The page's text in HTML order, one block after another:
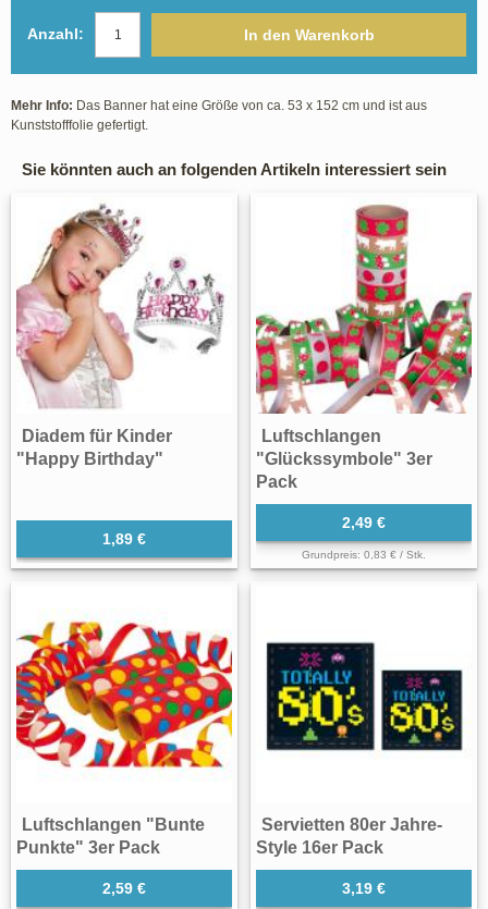
Anzahl: In den Warenkorb
Mehr Info: Das Banner hat eine Größe von ca. 53 x 152 cm und ist aus
Kunststofffolie gefertigt.
Sie könnten auch an folgenden Artikeln interessiert sein
Diadem für Kinder
"Happy Birthday"
1,89 €
Luftschlangen
"Glückssymbole" 3er
Pack
2,49 €
Grundpreis: 0,83 € / Stk.
Luftschlangen "Bunte
Punkte" 3er Pack
2,59 €
Servietten 80er Jahre-
Style 16er Pack
3,19 €